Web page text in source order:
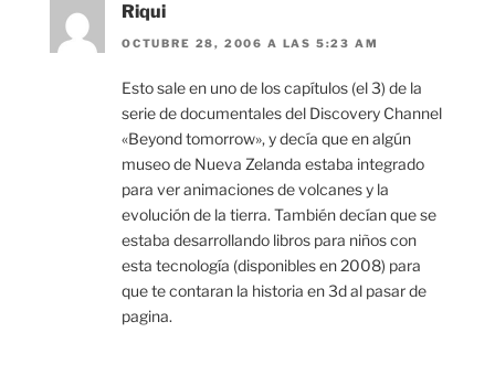
Riqui
OCTUBRE 28, 2006 A LAS 5:23 AM
Esto sale en uno de los capítulos (el 3) de la
serie de documentales del Discovery Channel
«Beyond tomorrow», y decía que en algún
museo de Nueva Zelanda estaba integrado
para ver animaciones de volcanes y la
evolución de la tierra. También decían que se
estaba desarrollando libros para niños con
esta tecnología (disponibles en 2008) para
que te contaran la historia en 3d al pasar de
pagina.